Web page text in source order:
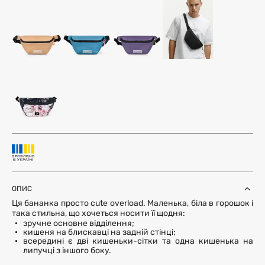
ОПИС
Ця бананка просто cute overload. Маленька, біла в горошок і
така стильна, що хочеться носити її щодня:
зручне основне відділення;
кишеня на блискавці на задній стінці;
всередині є дві кишеньки-сітки та одна кишенька на
липучці з іншого боку.